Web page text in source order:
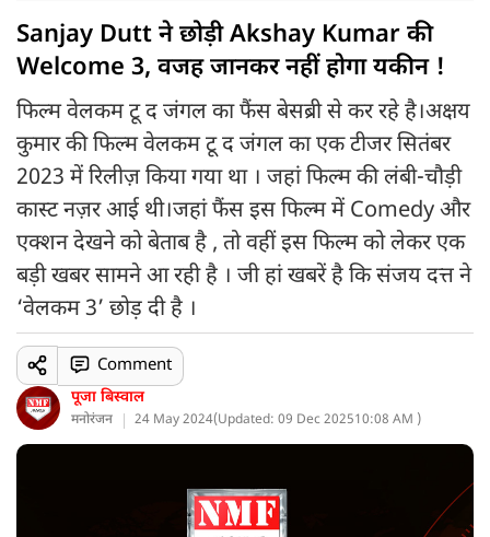
Sanjay Dutt ने छोड़ी Akshay Kumar की
Welcome 3, वजह जानकर नहीं होगा यकीन !
फिल्म वेलकम टू द जंगल का फैंस बेसब्री से कर रहे है।अक्षय
कुमार की फिल्म वेलकम टू द जंगल का एक टीजर सितंबर
2023 में रिलीज़ किया गया था । जहां फिल्म की लंबी-चौड़ी
कास्ट नज़र आई थी।जहां फैंस इस फिल्म में Comedy और
एक्शन देखने को बेताब है , तो वहीं इस फिल्म को लेकर एक
बड़ी खबर सामने आ रही है । जी हां खबरें है कि संजय दत्त ने
‘वेलकम 3’ छोड़ दी है ।
पूजा बिस्वाल
मनोरंजन 24 May 2024(Updated: 09 Dec 202510:08 AM )
Comment